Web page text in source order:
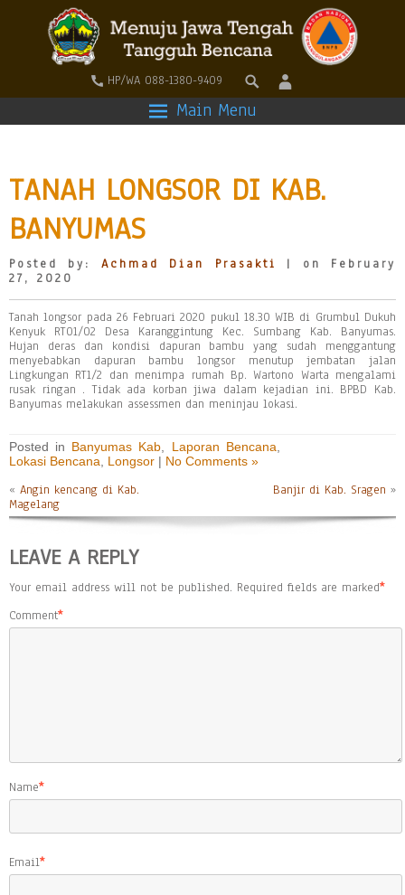
HP/WA 088-1380-9409
Main Menu
TANAH LONGSOR DI KAB.
BANYUMAS
Posted by: Achmad Dian Prasakti
| on February
27, 2020
Tanah longsor pada 26 Februari 2020 pukul 18.30 WIB di Grumbul Dukuh
Kenyuk RT01/02 Desa Karanggintung Kec. Sumbang Kab. Banyumas.
Hujan deras dan kondisi dapuran bambu yang sudah menggantung
menyebabkan dapuran bambu longsor menutup jembatan jalan
Lingkungan RT1/2 dan menimpa rumah Bp. Wartono Warta mengalami
rusak ringan . Tidak ada korban jiwa dalam kejadian ini. BPBD Kab.
Banyumas melakukan assessmen dan meninjau lokasi.
Posted in Banyumas Kab Laporan Bencana
Lokasi Bencana
Longsor | No Comments »
« Angin kencang di Kab.
Magelang
Banjir di Kab. Sragen »
LEAVE A REPLY
Your email address will not be published. Required fields are marked*
Comment*
Name*
Email*